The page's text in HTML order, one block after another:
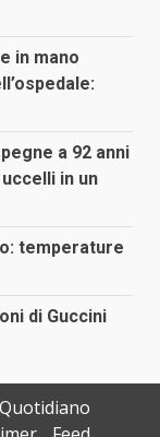
in mano
a 92 anni
in un
temperature
di Guccini